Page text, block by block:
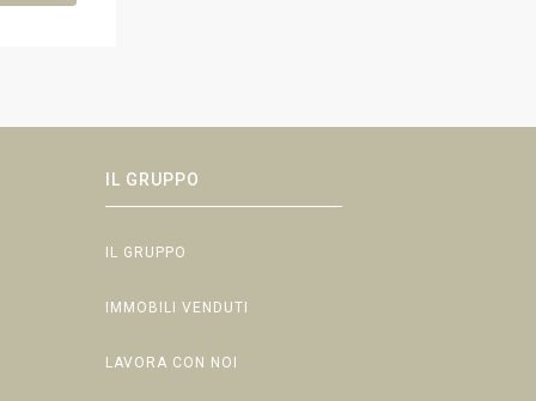
IL GRUPPO
IL GRUPPO
IMMOBILI VENDUTI
LAVORA CON NOI